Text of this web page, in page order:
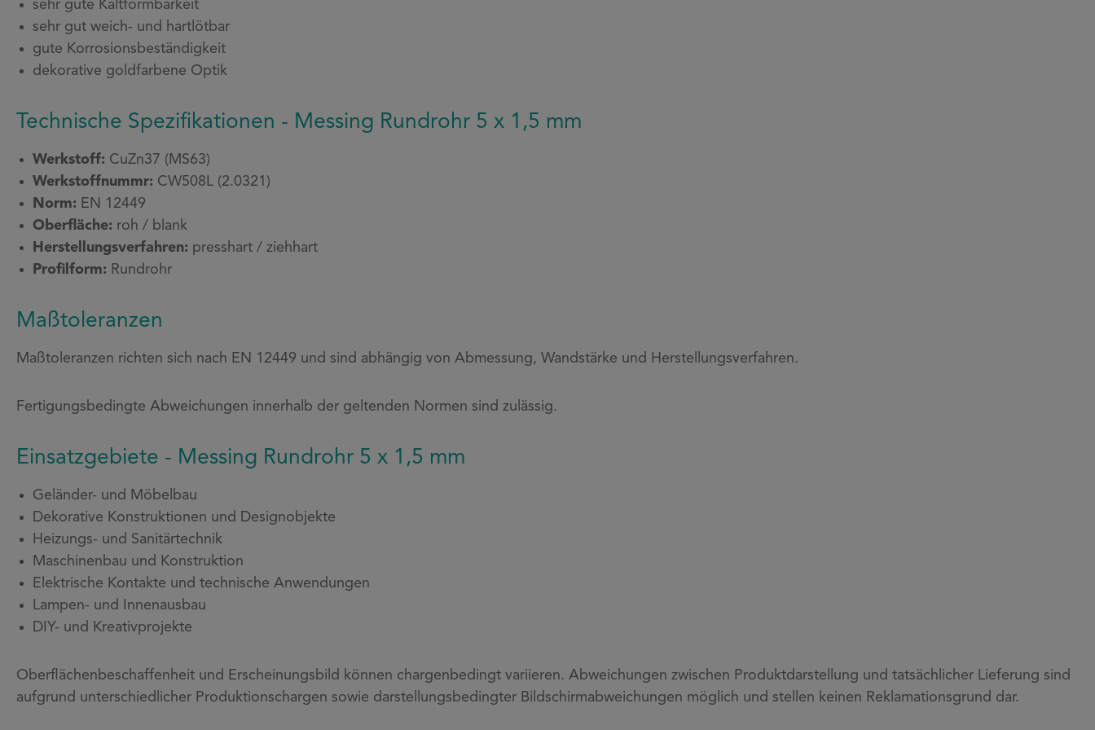
sehr gute Kaltformbarkeit
sehr gut weich- und hartlötbar
gute Korrosionsbeständigkeit
dekorative goldfarbene Optik
Technische Spezifikationen - Messing Rundrohr 5 x 1,5 mm
Werkstoff: CuZn37 (MS63)
Werkstoffnummr: CW508L (2.0321)
Norm: EN 12449
Oberfläche: roh / blank
Herstellungsverfahren: presshart / ziehhart
Profilform: Rundrohr
Maßtoleranzen
Maßtoleranzen richten sich nach EN 12449 und sind abhängig von Abmessung, Wandstärke und Herstellungsverfahren.
Fertigungsbedingte Abweichungen innerhalb der geltenden Normen sind zulässig.
Einsatzgebiete - Messing Rundrohr 5 x 1,5 mm
Geländer- und Möbelbau
Dekorative Konstruktionen und Designobjekte
Heizungs- und Sanitärtechnik
Maschinenbau und Konstruktion
Elektrische Kontakte und technische Anwendungen
Lampen- und Innenausbau
DIY- und Kreativprojekte
Oberflächenbeschaffenheit und Erscheinungsbild können chargenbedingt variieren. Abweichungen zwischen Produktdarstellung und tatsächlicher Lieferung sind
aufgrund unterschiedlicher Produktionschargen sowie darstellungsbedingter Bildschirmabweichungen möglich und stellen keinen Reklamationsgrund dar.